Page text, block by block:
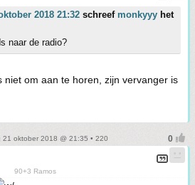
2018 21:32 schreef monkyyy het
naar de radio?
niet om aan te horen, zijn vervanger is
21 oktober 2018 @ 21:35 • 220
90+3 Ramos